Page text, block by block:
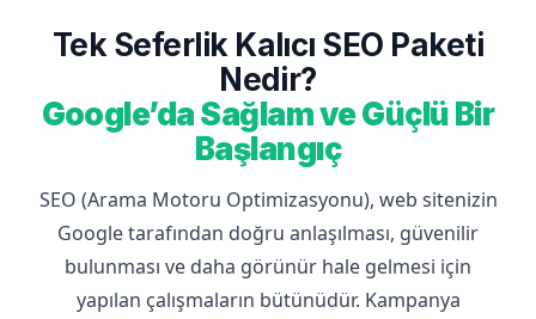
Tek Seferlik Kalıcı SEO Paketi
Nedir?
Google’da Sağlam ve Güçlü Bir
Başlangıç
SEO (Arama Motoru Optimizasyonu), web sitenizin
Google tarafından doğru anlaşılması, güvenilir
bulunması ve daha görünür hale gelmesi için
yapılan çalışmaların bütünüdür. Kampanya